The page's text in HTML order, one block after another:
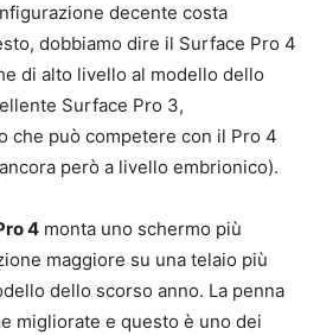
decente costa
dobbiamo dire il Surface Pro 4
di alto livello al modello dello
Surface Pro 3,
che può competere con il Pro 4
però a livello embrionico).
4 monta uno schermo più
maggiore su una telaio più
dello scorso anno. La penna
migliorate e questo è uno dei